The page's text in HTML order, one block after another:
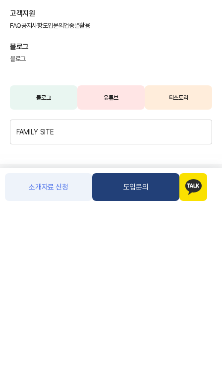
소개자료 신청 도입문의
고객지원
FAQ공지사항도입문의 업종별활용
블로그
블로그
블로그 유튜브 티스토리
FAMILY SITE
이메일무단수집거부 개인정보처리방침